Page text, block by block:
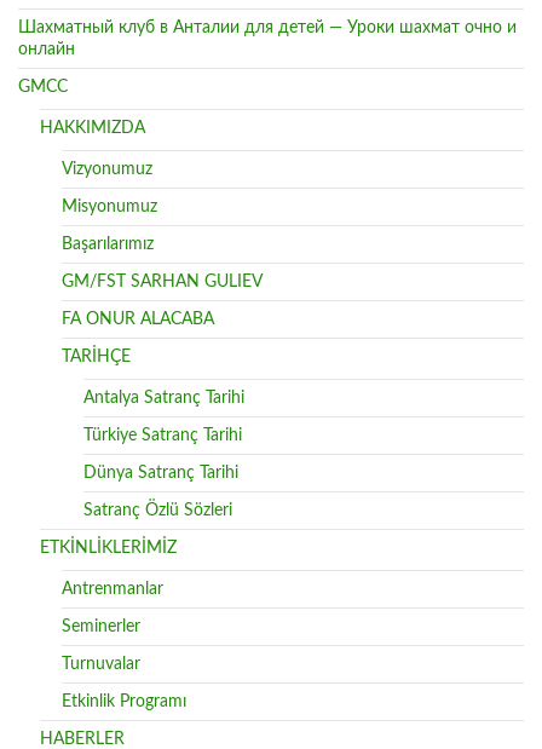
Шахматный клуб в Анталии для детей — Уроки шахмат очно и
онлайн
GMCC
HAKKIMIZDA
Vizyonumuz
Misyonumuz
Başarılarımız
GM/FST SARHAN GULIEV
FA ONUR ALACABA
TARİHÇE
Antalya Satranç Tarihi
Türkiye Satranç Tarihi
Dünya Satranç Tarihi
Satranç Özlü Sözleri
ETKİNLİKLERİMİZ
Antrenmanlar
Seminerler
Turnuvalar
Etkinlik Programı
HABERLER